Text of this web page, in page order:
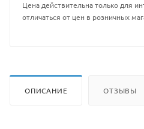
Цена действительна только для
отличаться от цен в розничных
ОПИСАНИЕ ОТЗЫВЫ